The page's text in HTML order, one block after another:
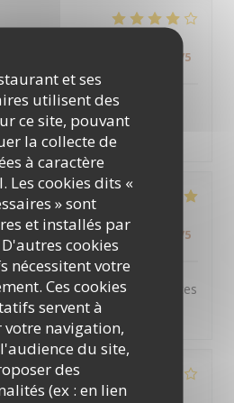
et ses
utilisent des
ce site, pouvant
la collecte de
à caractère
Les cookies dits «
» sont
et installés par
cookies
nécessitent votre
Ces cookies
servent à
votre navigation,
du site,
des
(ex : en lien
/5
très bonnes et assiettes
3
4/5 Cuisine:5/5 Qualité / Prix /5
agréable. Pizza et plats de pâtes
4